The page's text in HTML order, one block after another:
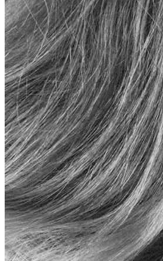
精
于
细
节，
以
独
到
视
角，
解
读
现
代
雅
致。
复
古
元
素、
经
典